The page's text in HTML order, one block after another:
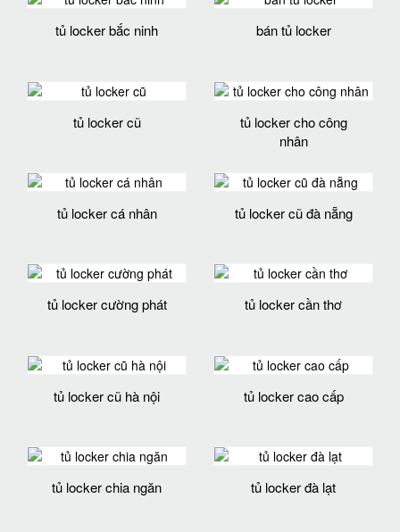
tủ locker bắc ninh bán tủ locker
tủ locker cũ
tủ locker cho công
nhân
tủ locker cá nhân tủ locker cũ đà nẵng
tủ locker cường phát tủ locker cần thơ
tủ locker cũ hà nội tủ locker cao cấp
tủ locker chia ngăn tủ locker đà lạt